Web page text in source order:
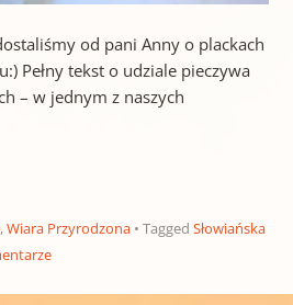
od pani Anny o plackach
Pełny tekst o udziale pieczywa
– w jednym z naszych
,Wiara Przyrodzona Tagged Słowiańska